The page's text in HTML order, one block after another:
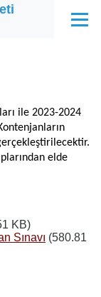
Menü
ile 2023-2024
elde
KB)
Sınavı (580.81